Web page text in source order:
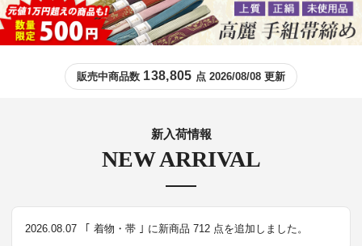
販売中商品数 138,805 点 2026/08/08 更新
NEW ARRIVAL
新入荷情報
2026.08.07 ｢ 着物・帯 ｣ に新商品 712 点を追加しました。